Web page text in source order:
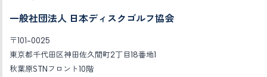
一般社団法人 日本ディスクゴルフ協会
〒101-0025
東京都千代田区神田佐久間町2丁目18番地1
秋葉原STNフロント10階